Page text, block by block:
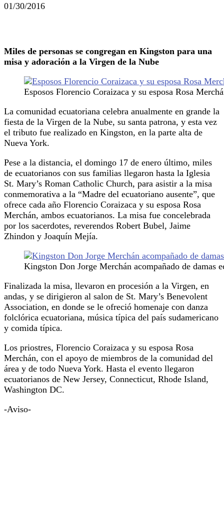
01/30/2016
Miles de personas se congregan en Kingston para una
misa y adoración a la Virgen de la Nube
Esposos Florencio Coraizaca y su esposa Rosa
La comunidad ecuatoriana celebra anualmente en grande la
fiesta de la Virgen de la Nube, su santa patrona, y esta vez
el tributo fue realizado en Kingston, en la parte alta de
Nueva York.
Pese a la distancia, el domingo 17 de enero último, miles
de ecuatorianos con sus familias llegaron hasta la Iglesia
St. Mary’s Roman Catholic Church, para asistir a la misa
conmemorativa a la “Madre del ecuatoriano ausente”, que
ofrece cada año Florencio Coraizaca y su esposa Rosa
Merchán, ambos ecuatorianos. La misa fue concelebrada
por los sacerdotes, reverendos Robert Bubel, Jaime
Zhindon y Joaquín Mejía.
Kingston Don Jorge Merchán acompañado de damas
Finalizada la misa, llevaron en procesión a la Virgen, en
andas, y se dirigieron al salon de St. Mary’s Benevolent
Association, en donde se le ofreció homenaje con danza
folclórica ecuatoriana, música típica del país sudamericano
y comida típica.
Los priostres, Florencio Coraizaca y su esposa Rosa
Merchán, con el apoyo de miembros de la comunidad del
área y de todo Nueva York. Hasta el evento llegaron
ecuatorianos de New Jersey, Connecticut, Rhode Island,
Washington DC.
-Aviso-